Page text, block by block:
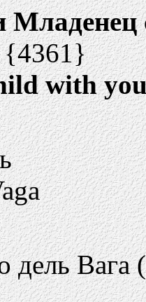
with
дель Вага